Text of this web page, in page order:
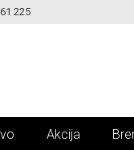
225ISPORUKE ZA 24H!
Akcija